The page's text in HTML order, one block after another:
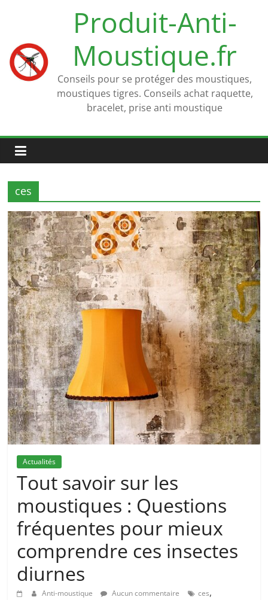
Produit-Anti-
Moustique.fr
Conseils pour se protéger des moustiques,
moustiques tigres. Conseils achat raquette,
bracelet, prise anti moustique
ces
Actualités
Tout savoir sur les
moustiques : Questions
fréquentes pour mieux
comprendre ces insectes
diurnes
Anti-moustique Aucun commentaire ces,